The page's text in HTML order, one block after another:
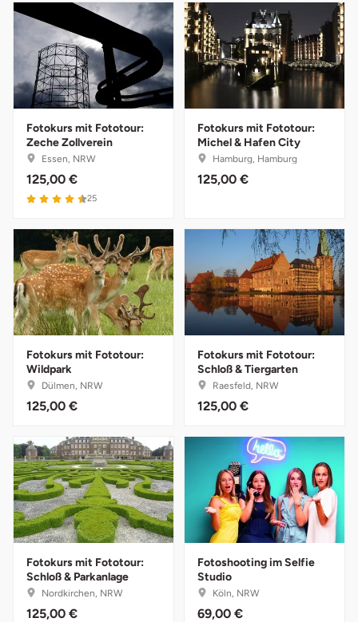
Fotokurs mit Fototour:
Zeche Zollverein
Essen, NRW
125,00 €
4.5 von 5
25
Fotokurs mit Fototour:
Michel & Hafen City
Hamburg, Hamburg
125,00 €
Fotokurs mit Fototour:
Wildpark
Dülmen, NRW
125,00 €
Fotokurs mit Fototour:
Schloß & Tiergarten
Raesfeld, NRW
125,00 €
Fotokurs mit Fototour:
Schloß & Parkanlage
Nordkirchen, NRW
125,00 €
Fotoshooting im Selfie
Studio
Köln, NRW
69,00 €
Deggendorf
Dessau
Dietzenbach
Dingolfing
Dorsten
Dortmund
Dresden
Duisburg
Düsseldorf
Erfurt
Erlangen
Essen
Flensburg
Frankfurt am Main
Freiberg
sächsische Schweiz